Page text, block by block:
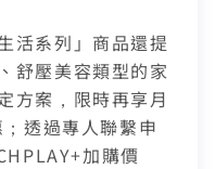
活系列」商品還提
舒壓美容類型的家
方案，限時再享月
透過專人聯繫申
加購價